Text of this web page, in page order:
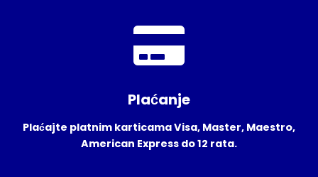
Plaćanje
Plaćajte platnim karticama Visa, Master, Maestro,
American Express do 12 rata.